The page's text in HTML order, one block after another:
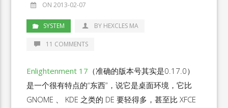
ON 2013-02-07
SYSTEM BY HEXCLES MA
11 COMMENTS
Enlightenment 17 （准确的版本号其实是0.17.0）
是一个很有特点的“东西”，说它是桌面环境，它比
GNOME 、 KDE 之类的 DE 要轻得多，甚至比 XFCE